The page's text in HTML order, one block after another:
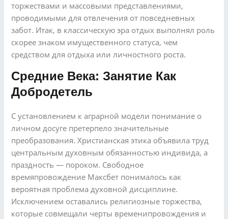
торжествами и массовыми представлениями,
проводимыми для отвлечения от повседневных
забот. Итак, в классическую эра отдых выполнял роль
скорее знаком имущественного статуса, чем
средством для отдыха или личностного роста.
Средние Века: Занятие Как
Добродетель
С установлением к аграрной модели понимание о
личном досуге претерпело значительные
преобразования. Христианская этика объявила труд
центральным духовным обязанностью индивида, а
праздность — пороком. Свободное
времяпровождение Максбет понималось как
вероятная проблема духовной дисциплине.
Исключением оставались религиозные торжества,
которые совмещали черты временипровождения и